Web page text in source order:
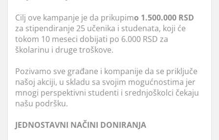
Cilj ove kampanje je da prikupimo 1.500.000 RSD
za stipendiranje 25 učenika i studenata, koji će
tokom 10 meseci dobijati po 6.000 RSD za
školarinu i druge troškove.
Pozivamo sve građane i kompanije da se priključe
našoj akciji, u skladu sa svojim mogućnostima jer
mnogi perspektivni studenti i srednjoškolci čekaju
našu podršku.
JEDNOSTAVNI NAČINI DONIRANJA